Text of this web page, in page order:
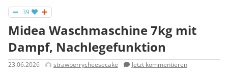
39
Midea Waschmaschine 7kg mit
Dampf, Nachlegefunktion
23.06.2026 strawberrycheesecake Jetzt kommentieren